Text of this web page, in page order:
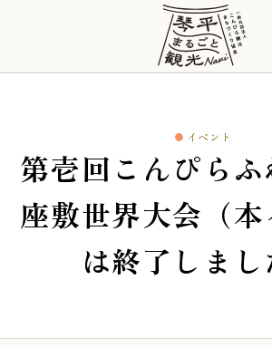
イベント
第壱回こんぴらふ
座敷世界大会（本
は終了しまし